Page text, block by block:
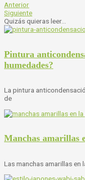
Anterior
Siguiente
Quizás quieras leer...
Pintura
humedades?
La pintura
de
Manchas amarillas
Las manchas amarillas